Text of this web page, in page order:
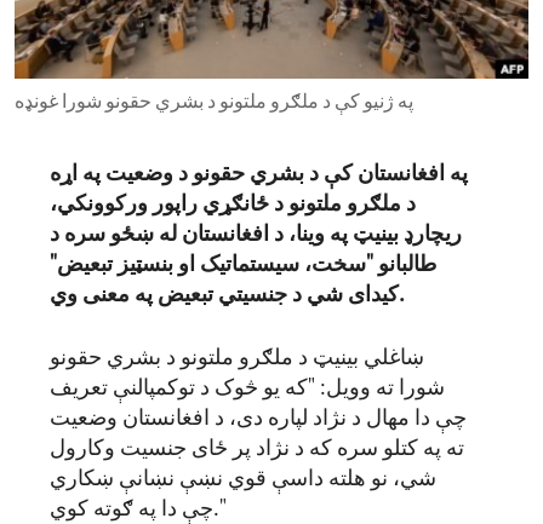
ENVIRONMENT AND HEALTH
IDEALS AND INSTITUTIONS
په ژنیو کې د ملګرو ملتونو د بشري حقونو شورا غونډه
په افغانستان کې د بشري حقونو د وضعیت په اړه
د ملګرو ملتونو د ځانګړي راپور ورکوونکي،
ریچارډ بینیټ په وینا، د افغانستان له ښځو سره د
طالبانو "سخت، سیستماتیک او بنسټیز تبعیض"
کیدای شي د جنسیتي تبعیض په معنی وي.
ښاغلي بینیټ د ملګرو ملتونو د بشري حقونو
شورا ته وویل: "که یو څوک د توکمپالنې تعریف
چې دا مهال د نژاد لپاره دی، د افغانستان وضعیت
ته په کتلو سره که د نژاد پر ځای جنسیت وکارول
شي، نو هلته داسې قوي نښې نښانې ښکاري
چې دا په ګوته کوي."